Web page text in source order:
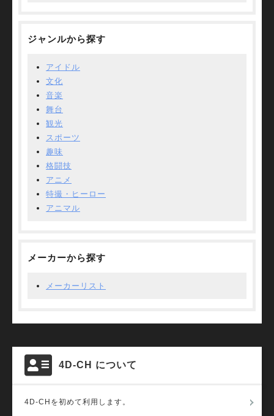
4D-CH について
4D-CHを初めて利用します。
ジャンルから探す
アイドル
文化
音楽
舞台
観光
スポーツ
趣味
格闘技
アニメ
特撮・ヒーロー
アニマル
メーカーから探す
メーカーリスト